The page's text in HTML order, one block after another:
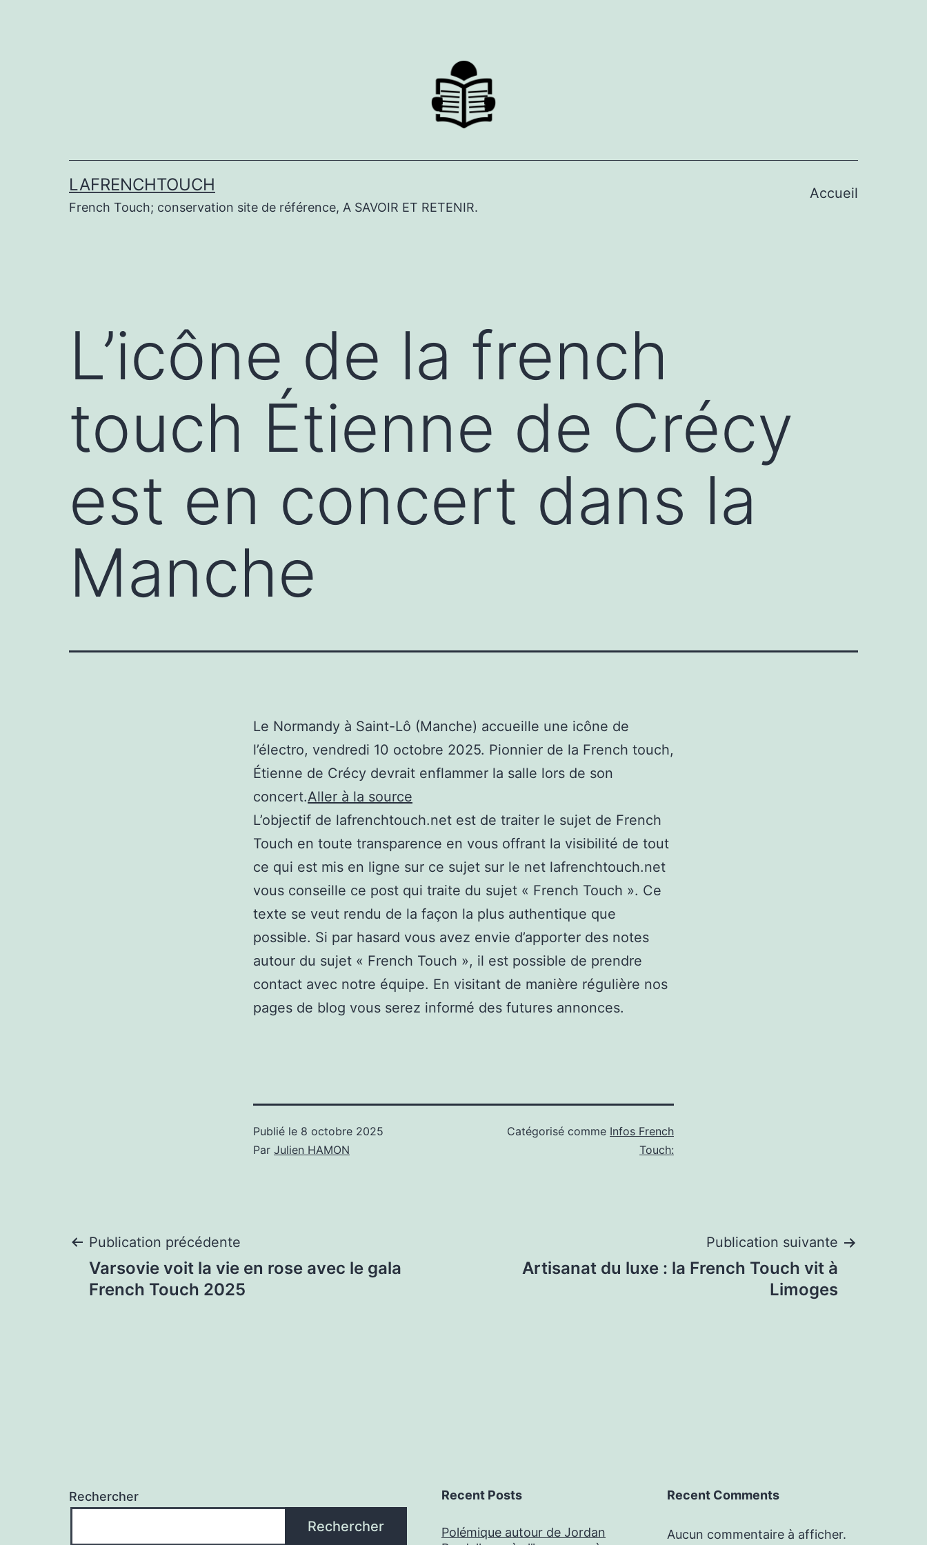
LAFRENCHTOUCH
French Touch; conservation site de référence, A SAVOIR ET RETENIR.
Accueil
L’icône de la french
touch Étienne de Crécy
est en concert dans la
Manche
Le Normandy à Saint-Lô (Manche) accueille une icône de
l’électro, vendredi 10 octobre 2025. Pionnier de la French touch,
Étienne de Crécy devrait enflammer la salle lors de son
concert.Aller à la source
L’objectif de lafrenchtouch.net est de traiter le sujet de French
Touch en toute transparence en vous offrant la visibilité de tout
ce qui est mis en ligne sur ce sujet sur le net lafrenchtouch.net
vous conseille ce post qui traite du sujet « French Touch ». Ce
texte se veut rendu de la façon la plus authentique que
possible. Si par hasard vous avez envie d’apporter des notes
autour du sujet « French Touch », il est possible de prendre
contact avec notre équipe. En visitant de manière régulière nos
pages de blog vous serez informé des futures annonces.
Publié le 8 octobre 2025
Par Julien HAMON
Catégorisé comme Infos French
Touch:
Navigation
de
Publication précédente
Varsovie voit la vie en rose avec le gala
French Touch 2025
Publication suivante
Artisanat du luxe : la French Touch vit à
Limoges
Rechercher
Rechercher
Recent Posts
Polémique autour de Jordan
Recent Comments
Aucun commentaire à afficher.